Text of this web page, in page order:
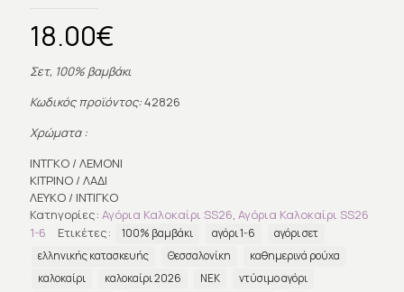
18.00€
Σετ, 100% βαμβάκι
Κωδικός προϊόντος:42826
Χρώματα :
ΙΝΤΓΚΟ / ΛΕΜΟΝΙ
ΚΙΤΡΙΝΟ / ΛΑΔΙ
ΛΕΥΚΟ / ΙΝΤΙΓΚΟ
Κατηγορίες: Αγόρια Καλοκαίρι SS26, Αγόρια Καλοκαίρι SS26
1-6
Ετικέτες: 100% βαμβάκι αγόρι 1-6
αγόρι σετ
ελληνικής κατασκευής
Θεσσαλονίκη
καθημερινά ρούχα
καλοκαίρι
καλοκαίρι 2026 ΝΕΚ
ντύσιμο αγόρι